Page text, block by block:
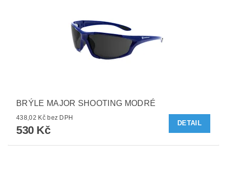
BRÝLE MAJOR SHOOTING MODRÉ
438,02 Kč bez DPH
530 Kč
DETAIL